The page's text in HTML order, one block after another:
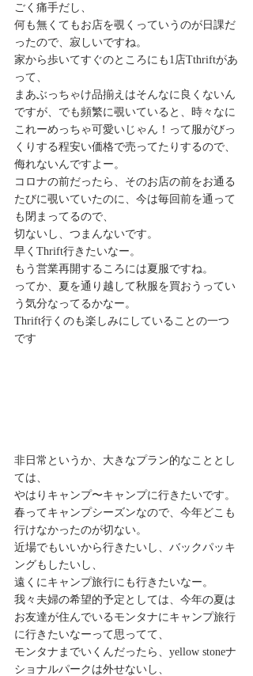
ごく痛手だし、
何も無くてもお店を覗くっていうのが日課だ
ったので、寂しいですね。
家から歩いてすぐのところにも1店Tthriftがあ
って、
まあぶっちゃけ品揃えはそんなに良くないん
ですが、でも頻繁に覗いていると、時々なに
これーめっちゃ可愛いじゃん！って服がびっ
くりする程安い価格で売ってたりするので、
侮れないんですよー。
コロナの前だったら、そのお店の前をお通る
たびに覗いていたのに、今は毎回前を通って
も閉まってるので、
切ないし、つまんないです。
早くThrift行きたいなー。
もう営業再開するころには夏服ですね。
ってか、夏を通り越して秋服を買おうってい
う気分なってるかなー。
Thrift行くのも楽しみにしていることの一つ
です
非日常というか、大きなプラン的なこととし
ては、
やはりキャンプ〜キャンプに行きたいです。
春ってキャンプシーズンなので、今年どこも
行けなかったのが切ない。
近場でもいいから行きたいし、バックパッキ
ングもしたいし、
遠くにキャンプ旅行にも行きたいなー。
我々夫婦の希望的予定としては、今年の夏は
お友達が住んでいるモンタナにキャンプ旅行
に行きたいなーって思ってて、
モンタナまでいくんだったら、yellow stoneナ
ショナルパークは外せないし、